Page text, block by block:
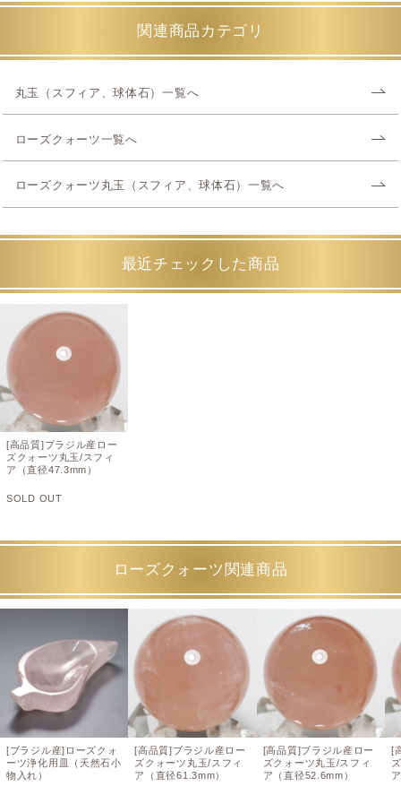
関連商品カテゴリ
丸玉（スフィア、球体石）一覧へ
ローズクォーツ一覧へ
ローズクォーツ丸玉（スフィア、球体石）一覧へ
最近チェックした商品
[高品質]ブラジル産ロー
ズクォーツ丸玉/スフィ
ア（直径47.3mm）
SOLD OUT
ローズクォーツ関連商品
[ブラジル産]ローズクォ
ーツ浄化用皿（天然石小
物入れ）
[高品質]ブラジル産ロー
ズクォーツ丸玉/スフィ
ア（直径61.3mm）
[高品質]ブラジル産ロー
ズクォーツ丸玉/スフィ
ア（直径52.6mm）
[